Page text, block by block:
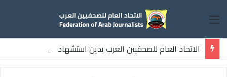
القائمة
الاتحاد العام للصحفيين العرب يدين استشهاد
ثلاثة صحفيين فلسطينيين باستهداف إسرائيلي وسط قطاع غزة